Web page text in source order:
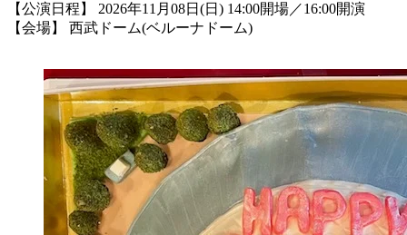
【公演日程】 2026年11月08日(日) 14:00開場／16:00開演
【会場】 西武ドーム(ベルーナドーム)